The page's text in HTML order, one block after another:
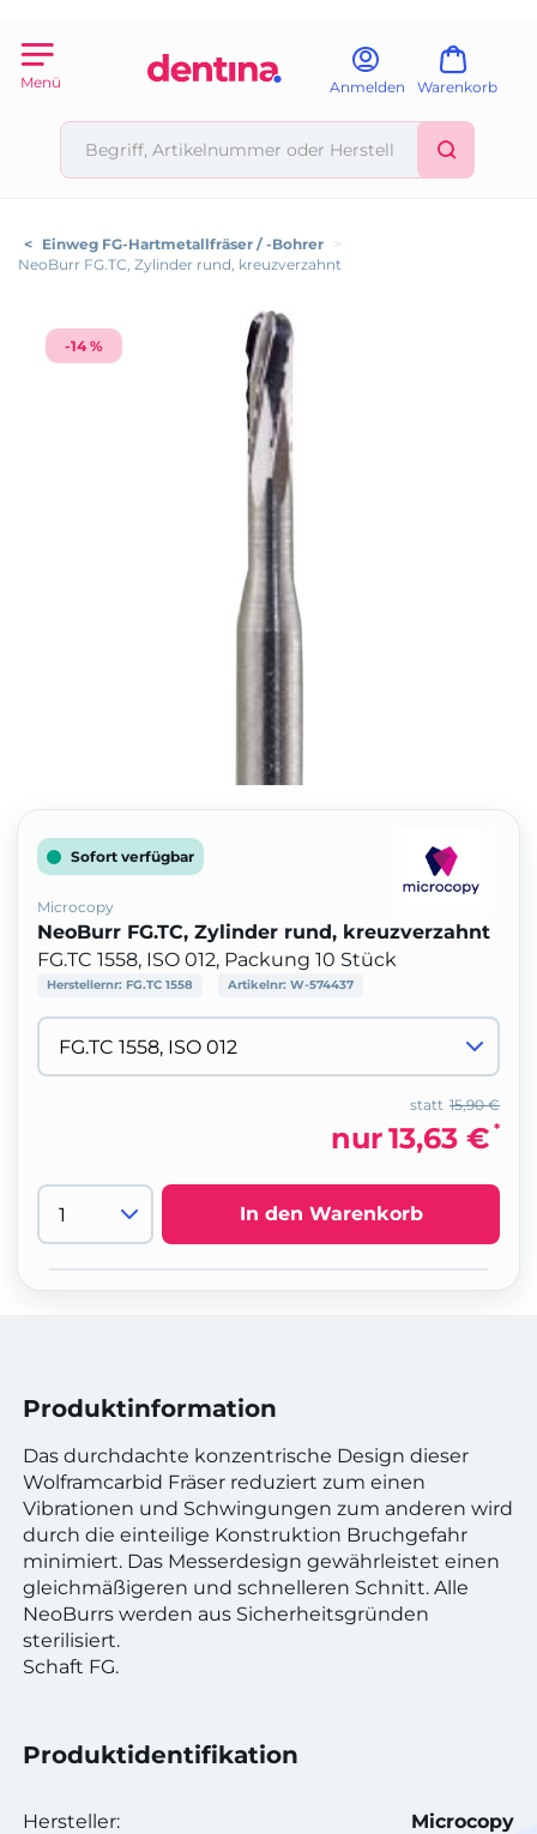
Menü Anmelden Warenkorb
< Einweg FG-Hartmetallfräser / -Bohrer >
NeoBurr FG.TC, Zylinder rund, kreuzverzahnt
-14 %
Sofort verfügbar
Microcopy
NeoBurr FG.TC, Zylinder rund, kreuzverzahnt
FG.TC 1558, ISO 012, Packung 10 Stück
Herstellernr: FG.TC 1558 Artikelnr: W-574437
15,90 €
statt
nur13,63 € *
In den Warenkorb
Produktinformation
Das durchdachte konzentrische Design dieser
Wolframcarbid Fräser reduziert zum einen
Vibrationen und Schwingungen zum anderen wird
durch die einteilige Konstruktion Bruchgefahr
minimiert. Das Messerdesign gewährleistet einen
gleichmäßigeren und schnelleren Schnitt. Alle
NeoBurrs werden aus Sicherheitsgründen
sterilisiert.
Schaft FG.
Produktidentifikation
Hersteller: Microcopy